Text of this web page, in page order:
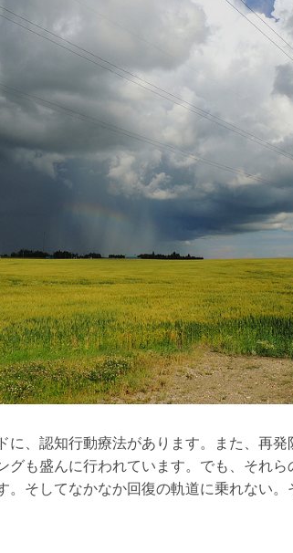
に、認知行動療法があります。また、再
グも盛んに行われています。でも、それ
。そしてなかなか回復の軌道に乗れない